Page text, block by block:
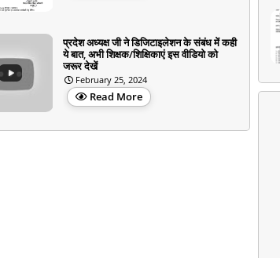
प्रदेश अध्यक्ष जी ने डिजिटाइलेशन के संबंध में कही
ये बात, अभी शिक्षक/शिक्षिकाएं इस वीडियो को
जरूर देखें
February 25, 2024
Read More